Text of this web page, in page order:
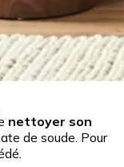
nettoyer son
de soude. Pour